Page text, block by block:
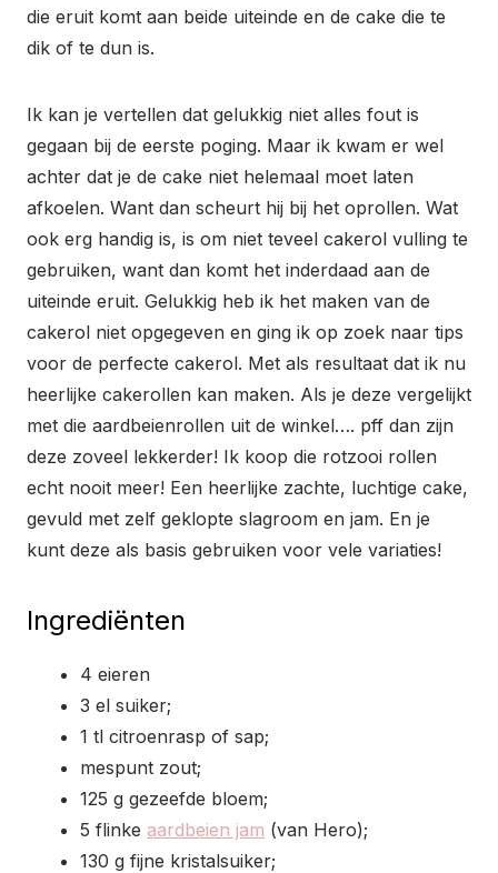
die eruit komt aan beide uiteinde en de cake die te
dik of te dun is.
Ik kan je vertellen dat gelukkig niet alles fout is
gegaan bij de eerste poging. Maar ik kwam er wel
achter dat je de cake niet helemaal moet laten
afkoelen. Want dan scheurt hij bij het oprollen. Wat
ook erg handig is, is om niet teveel cakerol vulling te
gebruiken, want dan komt het inderdaad aan de
uiteinde eruit. Gelukkig heb ik het maken van de
cakerol niet opgegeven en ging ik op zoek naar tips
voor de perfecte cakerol. Met als resultaat dat ik nu
heerlijke cakerollen kan maken. Als je deze vergelijkt
met die aardbeienrollen uit de winkel…. pff dan zijn
deze zoveel lekkerder! Ik koop die rotzooi rollen
echt nooit meer! Een heerlijke zachte, luchtige cake,
gevuld met zelf geklopte slagroom en jam. En je
kunt deze als basis gebruiken voor vele variaties!
Ingrediënten
4 eieren
3 el suiker;
1 tl citroenrasp of sap;
mespunt zout;
125 g gezeefde bloem;
5 flinke aardbeien jam (van Hero);
130 g fijne kristalsuiker;